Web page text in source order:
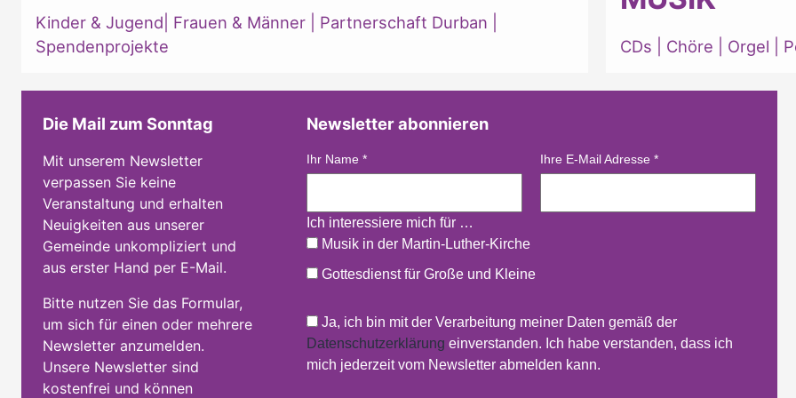
Kinder & Jugend Frauen & Männer Partnerschaft Durban
Spendenprojekte
CDs Chöre Orgel
Die Mail zum Sonntag
Mit unserem Newsletter
verpassen Sie keine
Veranstaltung und erhalten
Neuigkeiten aus unserer
Gemeinde unkompliziert und
aus erster Hand per E-Mail.
Bitte nutzen Sie das Formular,
um sich für einen oder mehrere
Newsletter anzumelden.
Unsere Newsletter sind
kostenfrei und können
Newsletter abonnieren
Ihr Name * Ihre E-Mail Adresse *
Ich interessiere mich für …
Musik in der Martin-Luther-Kirche
Gottesdienst für Große und Kleine
Ja, ich bin mit der Verarbeitung meiner Daten gemäß der
Datenschutzerklärung einverstanden. Ich habe verstanden, dass ich
mich jederzeit vom Newsletter abmelden kann.